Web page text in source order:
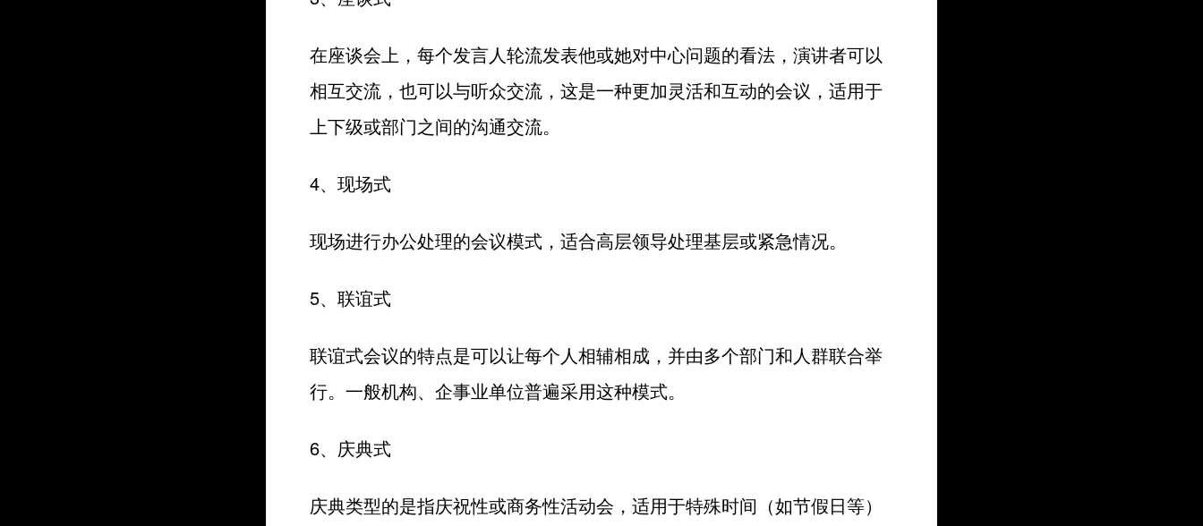
在座谈会上，每个发言人轮流发表他或她对中心问题的看法，演讲者可以
相互交流，也可以与听众交流，这是一种更加灵活和互动的会议，适用于
上下级或部门之间的沟通交流。
4、现场式
现场进行办公处理的会议模式，适合高层领导处理基层或紧急情况。
5、联谊式
联谊式会议的特点是可以让每个人相辅相成，并由多个部门和人群联合举
行。一般机构、企事业单位普遍采用这种模式。
6、庆典式
庆典类型的是指庆祝性或商务性活动会，适用于特殊时间（如节假日等）